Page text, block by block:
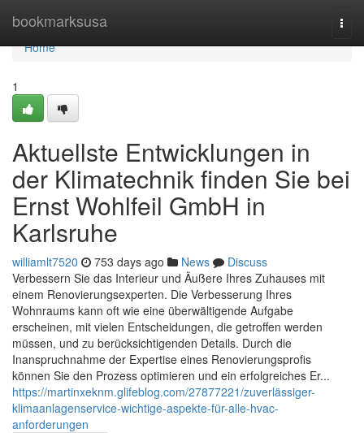
bookmarksusa
Home
Home
1
Aktuellste Entwicklungen in
der Klimatechnik finden Sie bei
Ernst Wohlfeil GmbH in
Karlsruhe
williamlt7520 753 days ago News
Discuss
Verbessern Sie das Interieur und Äußere Ihres Zuhauses mit
einem Renovierungsexperten. Die Verbesserung Ihres
Wohnraums kann oft wie eine überwältigende Aufgabe
erscheinen, mit vielen Entscheidungen, die getroffen werden
müssen, und zu berücksichtigenden Details. Durch die
Inanspruchnahme der Expertise eines Renovierungsprofis
können Sie den Prozess optimieren und ein erfolgreiches Er...
https://martinxeknm.glifeblog.com/27877221/zuverlässiger-
klimaanlagenservice-wichtige-aspekte-für-alle-hvac-
anforderungen